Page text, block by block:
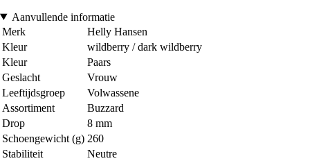
Aanvullende informatie
Merk
Helly Hansen
Kleur
wildberry / dark wildberry
Kleur
Paars
Geslacht
Vrouw
Leeftijdsgroep
Volwassene
Assortiment
Buzzard
Drop
8 mm
Schoengewicht (g) 260
Stabiliteit
Neutre